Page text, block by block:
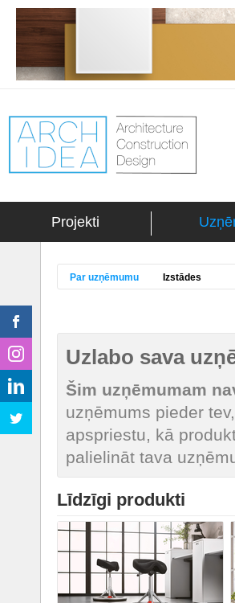
Projekti
Par uzņēmumu Izstādes
Uzlabo sava
Šim uzņēmumam
uzņēmums pieder tev,
apspriestu, kā
palielināt tava
Līdzīgi produkti